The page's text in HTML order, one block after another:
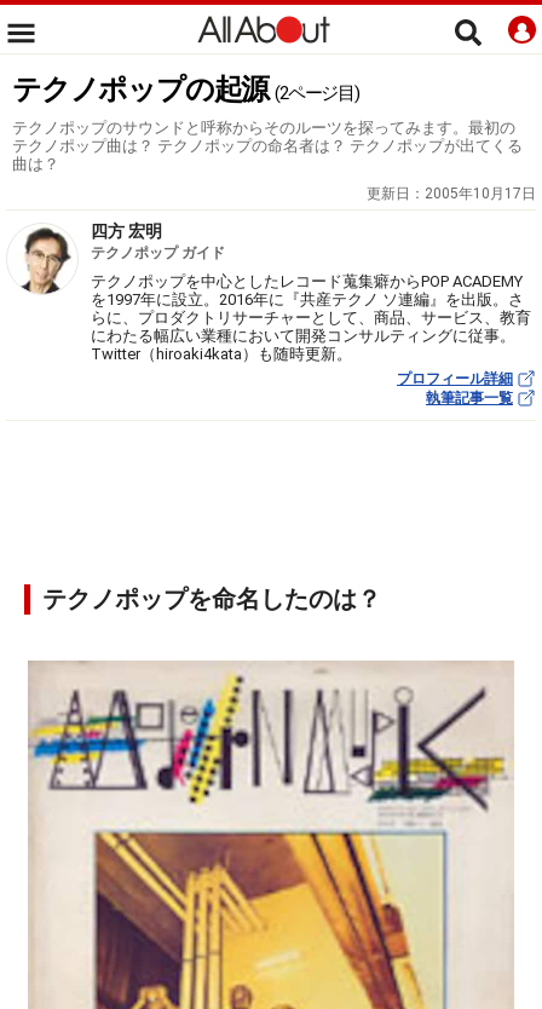
テクノポップの起源 (2ページ目)
テクノポップのサウンドと呼称からそのルーツを探ってみます。最初の
テクノポップ曲は？ テクノポップの命名者は？ テクノポップが出てくる
曲は？
更新日： 2005年10月17日
四方 宏明
テクノポップ ガイド
テクノポップを中心としたレコード蒐集癖からPOP ACADEMY
を1997年に設立。2016年に『共産テクノ ソ連編』を出版。さ
らに、プロダクトリサーチャーとして、商品、サービス、教育
にわたる幅広い業種において開発コンサルティングに従事。
Twitter（hiroaki4kata）も随時更新。
プロフィール詳細
執筆記事一覧
テクノポップを命名したのは？